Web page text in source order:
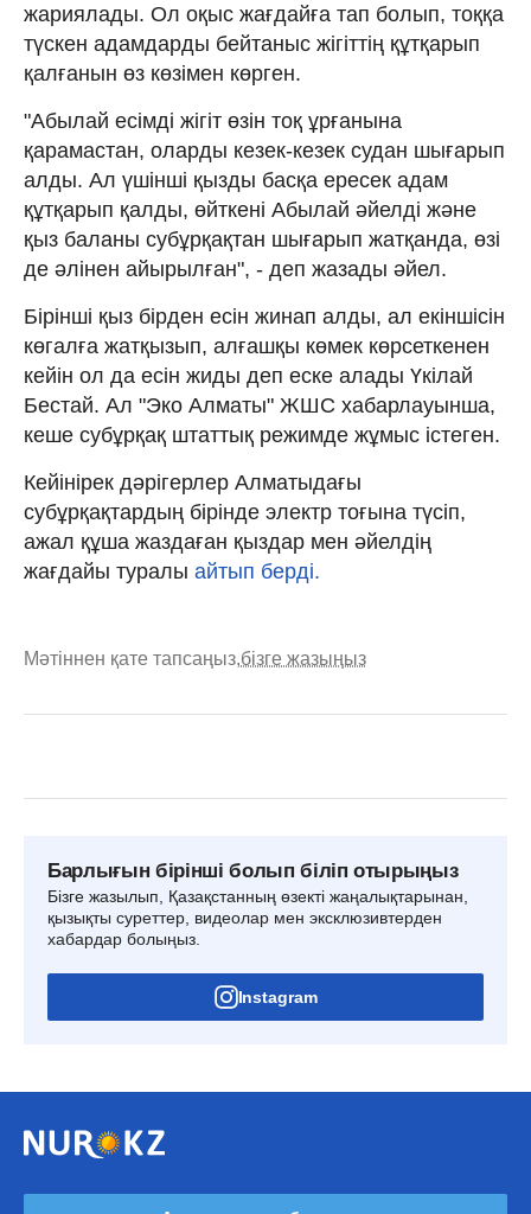
жариялады. Ол оқыс жағдайға тап болып, тоққа
түскен адамдарды бейтаныс жігіттің құтқарып
қалғанын өз көзімен көрген.
"Абылай есімді жігіт өзін тоқ ұрғанына
қарамастан, оларды кезек-кезек судан шығарып
алды. Ал үшінші қызды басқа ересек адам
құтқарып қалды, өйткені Абылай әйелді және
қыз баланы субұрқақтан шығарып жатқанда, өзі
де әлінен айырылған", - деп жазады әйел.
Бірінші қыз бірден есін жинап алды, ал екіншісін
көгалға жатқызып, алғашқы көмек көрсеткенен
кейін ол да есін жиды деп еске алады Үкілай
Бестай. Ал "Эко Алматы" ЖШС хабарлауынша,
кеше субұрқақ штаттық режимде жұмыс істеген.
Кейінірек дәрігерлер Алматыдағы
субұрқақтардың бірінде электр тоғына түсіп,
ажал құша жаздаған қыздар мен әйелдің
жағдайы туралы айтып берді.
Мәтіннен қате тапсаңыз,бізге жазыңыз
Барлығын бірінші болып біліп отырыңыз
Бізге жазылып, Қазақстанның өзекті жаңалықтарынан,
қызықты суреттер, видеолар мен эксклюзивтерден
хабардар болыңыз.
Instagram